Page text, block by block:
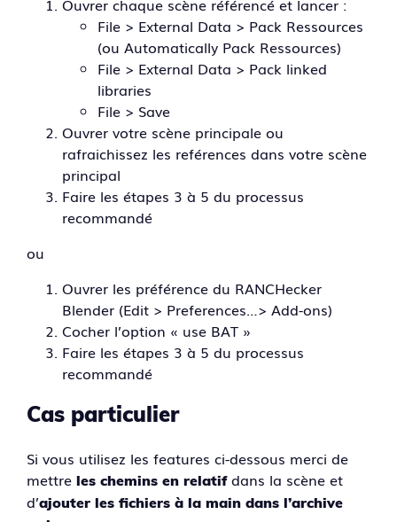
File > External Data > Pack Ressources
(ou Automatically Pack Ressources)
File > External Data > Pack linked
libraries
File > Save
Ouvrer votre scène principale ou
rafraichissez les reférences dans votre scène
principal
Faire les étapes 3 à 5 du processus
recommandé
ou
Ouvrer les préférence du RANCHecker
Blender (Edit > Preferences…> Add-ons)
Cocher l’option « use BAT »
Faire les étapes 3 à 5 du processus
recommandé
Cas particulier
Si vous utilisez les features ci-dessous merci de
mettre les chemins en relatifdans la scène et
d’ajouter les fichiers à la main dans l’archive